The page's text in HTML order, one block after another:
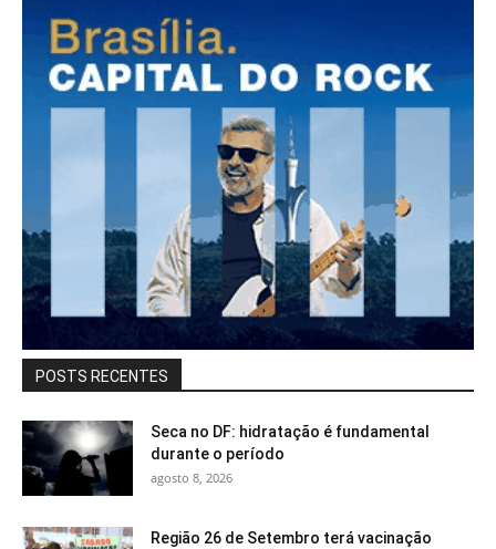
POSTS RECENTES
Seca no DF: hidratação é fundamental
durante o período
agosto 8, 2026
Região 26 de Setembro terá vacinação